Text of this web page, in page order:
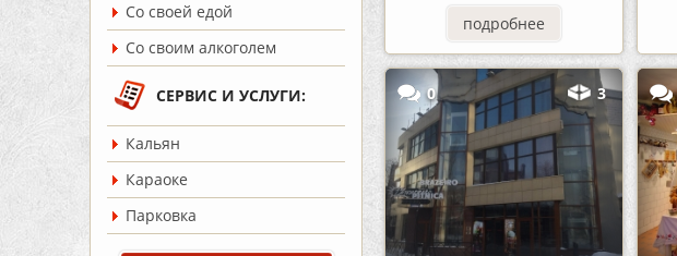
Со своей едой
Со своим алкоголем
СЕРВИС И УСЛУГИ:
Кальян
Караоке
Парковка
подробнее
0 3